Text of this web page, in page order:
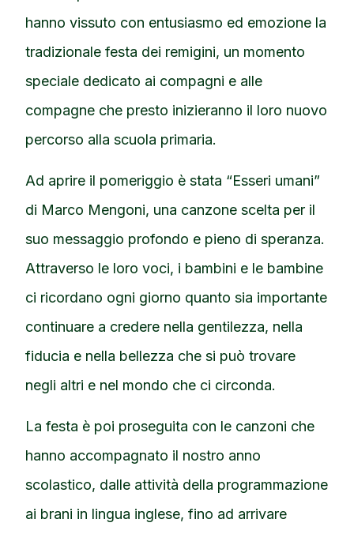
hanno vissuto con entusiasmo ed emozione la
tradizionale festa dei remigini, un momento
speciale dedicato ai compagni e alle
compagne che presto inizieranno il loro nuovo
percorso alla scuola primaria.
Ad aprire il pomeriggio è stata “Esseri umani”
di Marco Mengoni, una canzone scelta per il
suo messaggio profondo e pieno di speranza.
Attraverso le loro voci, i bambini e le bambine
ci ricordano ogni giorno quanto sia importante
continuare a credere nella gentilezza, nella
fiducia e nella bellezza che si può trovare
negli altri e nel mondo che ci circonda.
La festa è poi proseguita con le canzoni che
hanno accompagnato il nostro anno
scolastico, dalle attività della programmazione
ai brani in lingua inglese, fino ad arrivare